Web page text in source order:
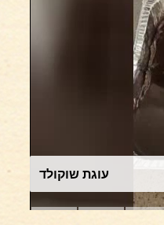
עוגת שוקולד